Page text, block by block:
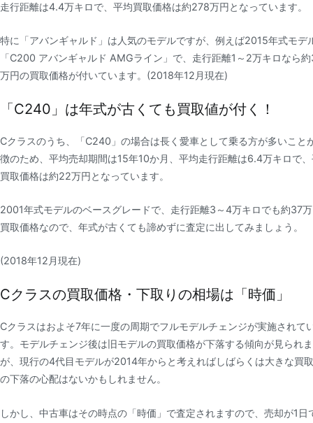
走行距離は4.4万キロで、平均買取価格は約278万円となっています。
特に「アバンギャルド」は人気のモデルですが、例えば2015年式モデ
「C200 アバンギャルド AMGライン」で、走行距離1～2万キロなら
万円の買取価格が付いています。(2018年12月現在)
「C240」は年式が古くても買取値が付く！
Cクラスのうち、「C240」の場合は長く愛車として乗る方が多いこと
徴のため、平均売却期間は15年10か月、平均走行距離は6.4万キロで
買取価格は約22万円となっています。
2001年式モデルのベースグレードで、走行距離3～4万キロでも約37
買取価格なので、年式が古くても諦めずに査定に出してみましょう。
(2018年12月現在)
Cクラスの買取価格・下取りの相場は「時価」
Cクラスはおよそ7年に一度の周期でフルモデルチェンジが実施されて
す。モデルチェンジ後は旧モデルの買取価格が下落する傾向が見られ
が、現行の4代目モデルが2014年からと考えればしばらくは大きな買
の下落の心配はないかもしれません。
しかし、中古車はその時点の「時価」で査定されますので、売却が1日